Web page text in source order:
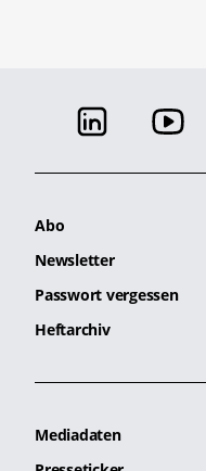
Abo
Newsletter
Passwort vergessen
Heftarchiv
Mediadaten